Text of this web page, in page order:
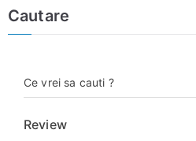
Cautare
Ce vrei sa cauti ?
Review